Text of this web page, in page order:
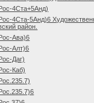
4Ста+5Анд)
4Ста-5Анд)6
район.
Ава)6
Алт)6
Даг)
Каб)